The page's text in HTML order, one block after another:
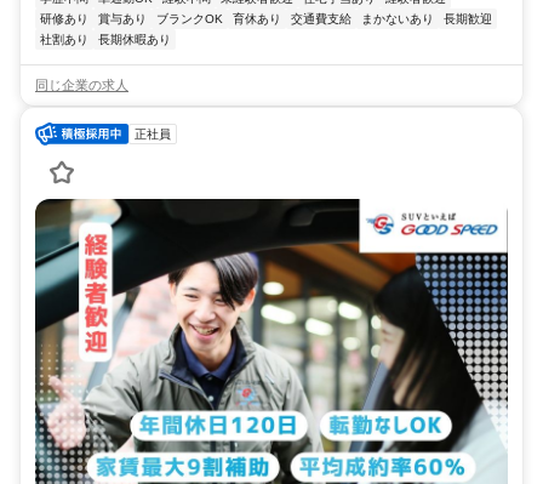
研修あり
賞与あり ブランクOK 育休あり 交通費支給 まかないあり
長期歓迎
社割あり
長期休暇あり
同じ企業の求人
正社員